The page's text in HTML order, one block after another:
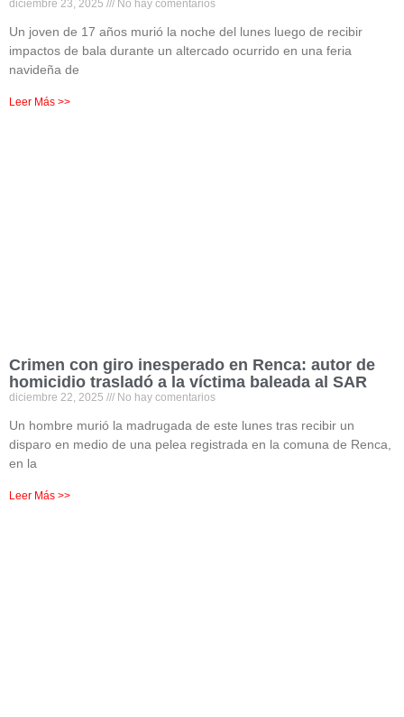
diciembre 23, 2025 No hay comentarios
Un joven de 17 años murió la noche del lunes luego de recibir
impactos de bala durante un altercado ocurrido en una feria
navideña de
Leer Más >>
Crimen con giro inesperado en Renca: autor de
homicidio trasladó a la víctima baleada al SAR
diciembre 22, 2025 No hay comentarios
Un hombre murió la madrugada de este lunes tras recibir un
disparo en medio de una pelea registrada en la comuna de Renca,
en la
Leer Más >>